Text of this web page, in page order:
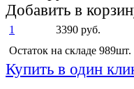
Добавить в
1
3390 руб.
Остаток на складе 989шт.
Купить в один